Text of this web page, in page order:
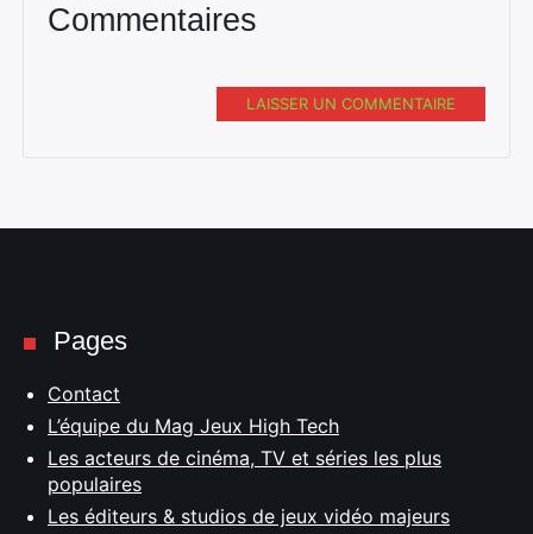
Commentaires
LAISSER UN COMMENTAIRE
Pages
Contact
L’équipe du Mag Jeux High Tech
Les acteurs de cinéma, TV et séries les plus
populaires
Les éditeurs & studios de jeux vidéo majeurs